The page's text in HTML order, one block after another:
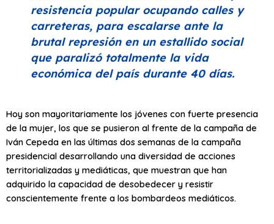
resistencia popular ocupando calles y
carreteras, para escalarse ante la
brutal represión en un estallido social
que paralizó totalmente la vida
económica del país durante 40 días.
Hoy son mayoritariamente los jóvenes con fuerte presencia
de la mujer, los que se pusieron al frente de la campaña de
Iván Cepeda en las últimas dos semanas de la campaña
presidencial desarrollando una diversidad de acciones
territorializadas y mediáticas, que muestran que han
adquirido la capacidad de desobedecer y resistir
conscientemente frente a los bombardeos mediáticos.